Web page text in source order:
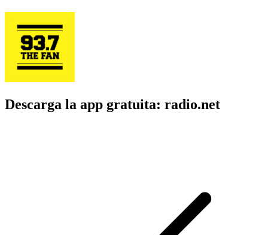
Descarga la app gratuita: radio.net